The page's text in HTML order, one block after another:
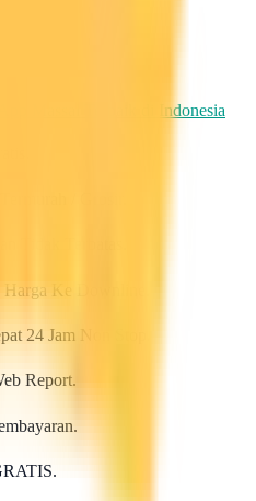
Massal Terbaik di Indonesia
Harga Ke Downline.
24 Jam Non Stop.
Report.